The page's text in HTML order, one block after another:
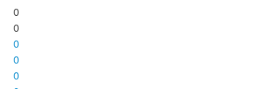
0
0
0
0
0